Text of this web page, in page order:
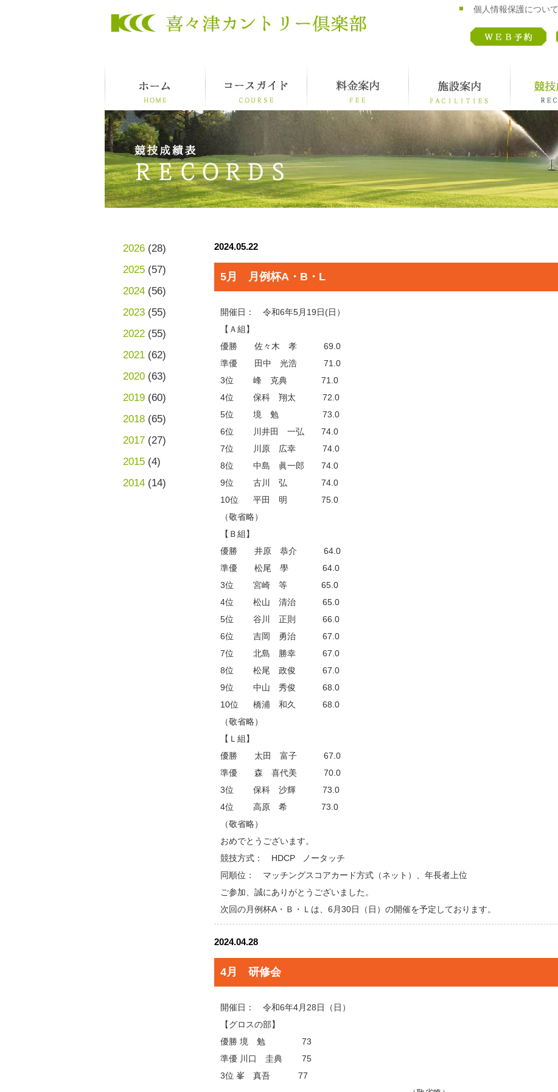
個人情報保護について
2026 (28)
2025 (57)
2024 (56)
2023 (55)
2022 (55)
2021 (62)
2020 (63)
2019 (60)
2018 (65)
2017 (27)
2015 (4)
2014 (14)
2024.05.22
5月 月例杯A・B・L
開催日： 令和6年5月19日(日）
【Ａ組】
優勝 佐々木 孝 69.0
準優 田中 光浩 71.0
3位 峰 克典 71.0
4位 保科 翔太 72.0
5位 境 勉 73.0
6位 川井田 一弘 74.0
7位 川原 広幸 74.0
8位 中島 眞一郎 74.0
9位 古川 弘 74.0
10位 平田 明 75.0
（敬省略）
【Ｂ組】
優勝 井原 恭介 64.0
準優 松尾 學 64.0
3位 宮崎 等 65.0
4位 松山 清治 65.0
5位 谷川 正則 66.0
6位 吉岡 勇治 67.0
7位 北島 勝幸 67.0
8位 松尾 政俊 67.0
9位 中山 秀俊 68.0
10位 橋浦 和久 68.0
（敬省略）
【Ｌ組】
優勝 太田 富子 67.0
準優 森 喜代美 70.0
3位 保科 沙輝 73.0
4位 高原 希 73.0
（敬省略）
おめでとうございます。
競技方式： HDCP ノータッチ
同順位： マッチングスコアカード方式（ネット）、年長者上位
ご参加、誠にありがとうございました。
次回の月例杯A・Ｂ・Ｌは、6月30日（日）の開催を予定しております。
2024.04.28
4月 研修会
開催日： 令和6年4月28日（日）
【グロスの部】
優勝 境 勉 73
準優 川口 圭典 75
3位 峯 真吾 77